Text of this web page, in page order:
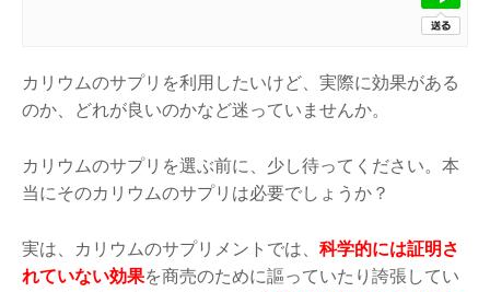
カリウムのサプリを利用したいけど、実際に効果がある
のか、どれが良いのかなど迷っていませんか。
カリウムのサプリを選ぶ前に、少し待ってください。本
当にそのカリウムのサプリは必要でしょうか？
実は、カリウムのサプリメントでは、 科学的には証明さ
れていない効果を商売のために謳っていたり誇張してい